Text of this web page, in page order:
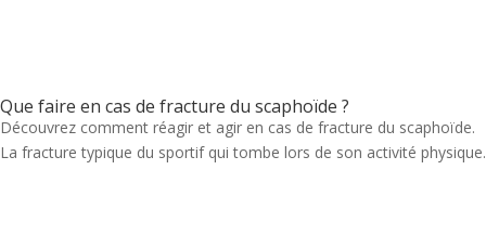
Que faire en cas de fracture du scaphoïde ?
Découvrez comment réagir et agir en cas de fracture du scaphoïde.
La fracture typique du sportif qui tombe lors de son activité physique.